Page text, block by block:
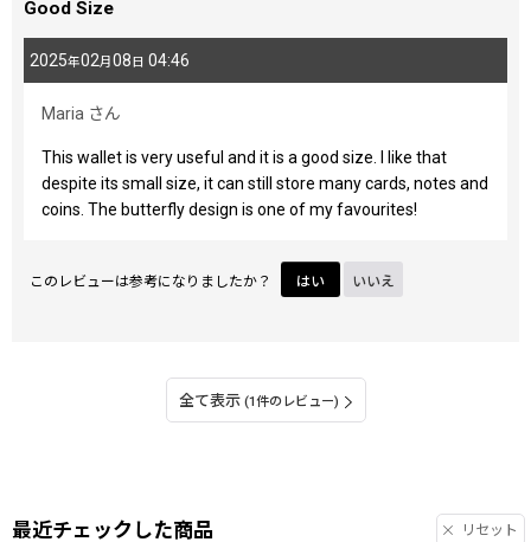
Good Size
2025年02月08日 04:46
Maria さん
This wallet is very useful and it is a good size. I like that
despite its small size, it can still store many cards, notes and
coins. The butterfly design is one of my favourites!
このレビューは参考になりましたか？ はい いいえ
全て表示 (1件のレビュー)
最近チェックした商品 リセット